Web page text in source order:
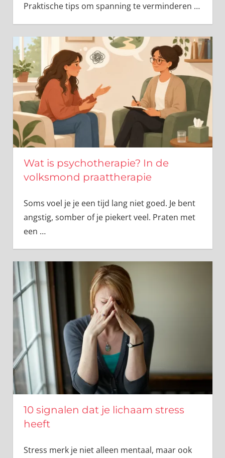
Praktische tips om spanning te verminderen …
Wat is psychotherapie? In de
volksmond praattherapie
Soms voel je je een tijd lang niet goed. Je bent
angstig, somber of je piekert veel. Praten met
een …
10 signalen dat je lichaam stress
heeft
Stress merk je niet alleen mentaal, maar ook